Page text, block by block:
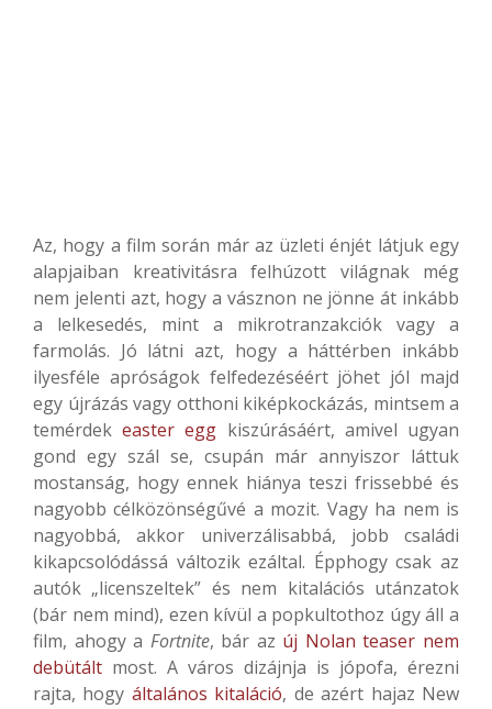
Az, hogy a film során már az üzleti énjét látjuk egy
alapjaiban kreativitásra felhúzott világnak még
nem jelenti azt, hogy a vásznon ne jönne át inkább
a lelkesedés, mint a mikrotranzakciók vagy a
farmolás. Jó látni azt, hogy a háttérben inkább
ilyesféle apróságok felfedezéséért jöhet jól majd
egy újrázás vagy otthoni kiképkockázás, mintsem a
temérdekeaster egg kiszúrásáért, amivel ugyan
gond egy szál se, csupán már annyiszor láttuk
mostanság, hogy ennek hiánya teszi frissebbé és
nagyobb célközönségűvé a mozit. Vagy ha nem is
nagyobbá, akkor univerzálisabbá, jobb családi
kikapcsolódássá változik ezáltal. Épphogy csak az
autók „licenszeltek” és nem kitalációs utánzatok
(bár nem mind), ezen kívül a popkultothoz úgy áll a
film, ahogy a Fortnite, bár az új Nolan teaser nem
debütált most. A város dizájnja is jópofa, érezni
rajta, hogy általános kitaláció, de azért hajaz New